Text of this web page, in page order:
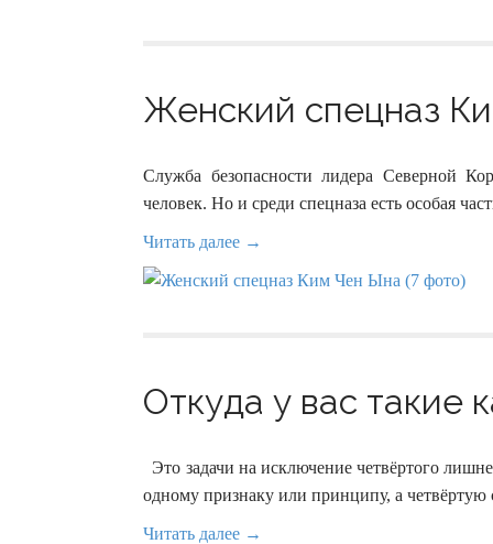
Женский спецназ
Служба безопасности лидера Северной
человек. Но и среди спецназа есть особая
Читать далее →
Откуда у вас такие
Это задачи на исключение четвёртого
одному признаку или принципу, а четвёртую
Читать далее →